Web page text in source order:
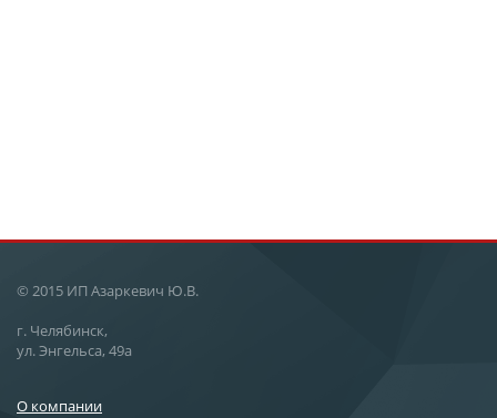
© 2015 ИП Азаркевич Ю.В.
г. Челябинск,
ул. Энгельса, 49а
О компании